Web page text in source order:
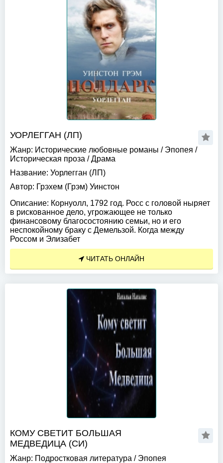
УОРЛЕГГАН (ЛП)
Жанр: Исторические любовные романы / Эпопея /
Историческая проза /Драма
Название: Уорлегган (ЛП)
Автор: Грэхем (Грэм) Уинстон
Описание: Корнуолл, 1792 год. Росс с головой ныряет
в рискованное дело, угрожающее не только
финансовому благосостоянию семьи, но и его
неспокойному браку с Демельзой. Когда между
Россом и Элизабет
ЧИТАТЬ ОНЛАЙН
КОМУ СВЕТИТ БОЛЬШАЯ
МЕДВЕДИЦА (СИ)
Жанр: Подростковая литература / Эпопея